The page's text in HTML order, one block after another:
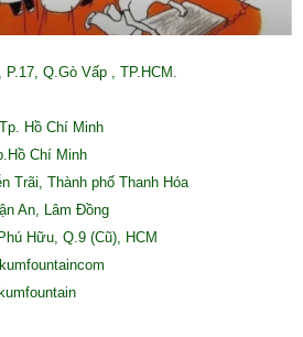
Q.Gò Vấp , TP.HCM.
Hồ Chí Minh
Chí Minh
Trãi, Thành phố Thanh Hóa
An, Lâm Đồng
Hữu, Q.9 (Cũ), HCM